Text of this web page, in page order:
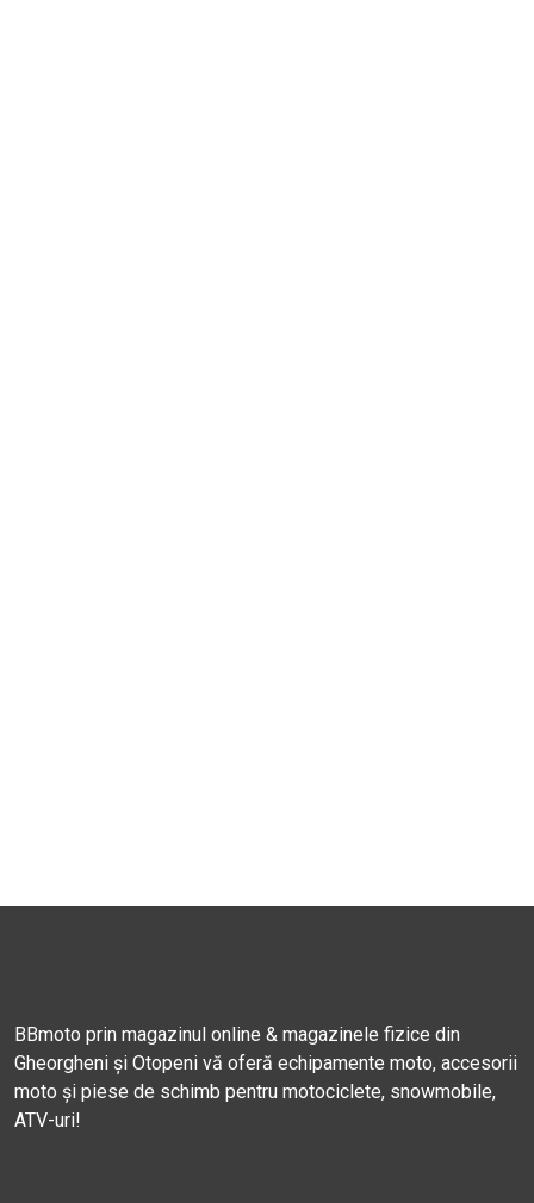
BBmoto prin magazinul online & magazinele fizice din
Gheorgheni și Otopeni vă oferă echipamente moto, accesorii
moto și piese de schimb pentru motociclete, snowmobile,
ATV-uri!